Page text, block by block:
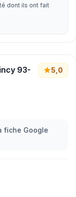
dont ils ont fait
93- 5,0
fiche Google